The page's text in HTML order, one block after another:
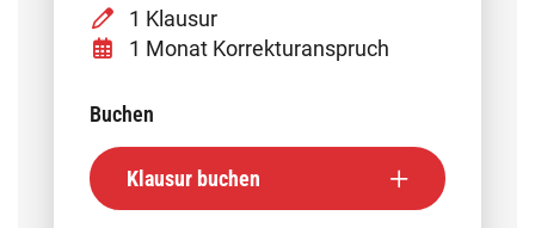
1 Klausur
1 Monat Korrekturanspruch
Buchen
Klausur buchen